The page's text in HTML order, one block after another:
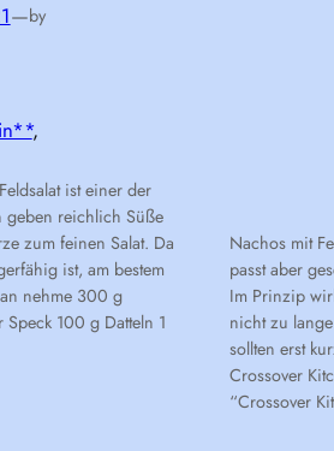
—by
ist einer der
geben reichlich Süße
zum feinen Salat. Da
ist, am bestem
nehme 300 g
100 g Datteln 1
Nachos mit
passt aber
Im Prinzip
nicht zu
sollten erst
Crossover
“Crossover